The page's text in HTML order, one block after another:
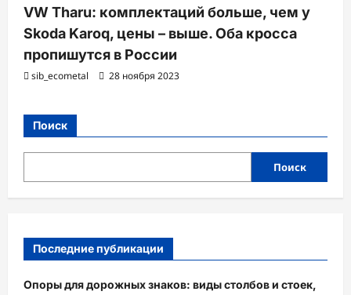
VW Tharu: комплектаций больше, чем у
Skoda Karoq, цены – выше. Оба кросса
пропишутся в России
sib_ecometal 28 ноября 2023
Поиск
Поиск
Последние публикации
Опоры для дорожных знаков: виды столбов и стоек,